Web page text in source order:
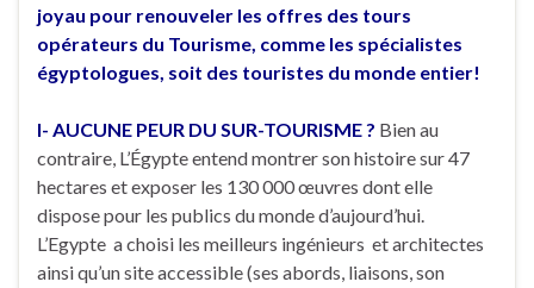
joyau pour renouveler les offres des tours
opérateurs du Tourisme, comme les spécialistes
égyptologues, soit des touristes du monde entier!
I- AUCUNE PEUR DU SUR-TOURISME ? Bien au
contraire, L’Égypte entend montrer son histoire sur 47
hectares et exposer les 130 000 œuvres dont elle
dispose pour les publics du monde d’aujourd’hui.
L’Egypte a choisi les meilleurs ingénieurs et architectes
ainsi qu’un site accessible (ses abords, liaisons, son